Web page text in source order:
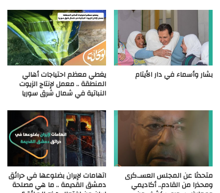
بشار وأسماء في دار الأيتام يغطي معظم احتياجات أهالي
المنطقة .. معمل لإنتاج الزيوت
النباتية في شمال شرق سوريا
متحدثا عن المجلس العسـ.كرى
ومحذرا من القادم.. أكاديمي
اتهامات لإيران بضلوعها في حرائق
دمشق القديمة .. ما هي مصلحة